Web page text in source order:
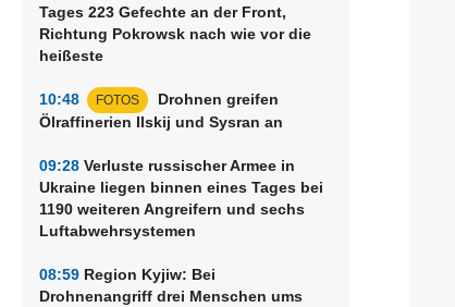
Tages 223 Gefechte an der Front,
Richtung Pokrowsk nach wie vor die
heißeste
10:48 FOTOS
Drohnen greifen
Ölraffinerien Ilskij und Sysran an
09:28 Verluste russischer Armee in
Ukraine liegen binnen eines Tages bei
1190 weiteren Angreifern und sechs
Luftabwehrsystemen
08:59 Region Kyjiw: Bei
Drohnenangriff drei Menschen ums